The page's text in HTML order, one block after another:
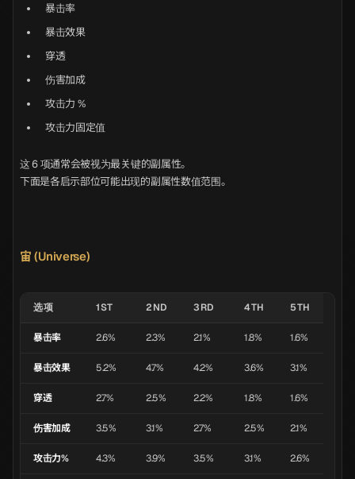
暴击率
暴击效果
穿透
伤害加成
攻击力 %
攻击力固定值
这 6 项通常会被视为最关键的副属性。
下面是各启示部位可能出现的副属性数值范围。
宙 (Universe)
选项 1ST 2ND 3RD 4TH 5TH
暴击率 2.6% 2.3% 2.1% 1.8% 1.6%
暴击效果 5.2% 4.7% 4.2% 3.6% 3.1%
穿透 2.7% 2.5% 2.2% 1.8% 1.6%
伤害加成 3.5% 3.1% 2.7% 2.5% 2.1%
攻击力% 4.3% 3.9% 3.5% 3.1% 2.6%